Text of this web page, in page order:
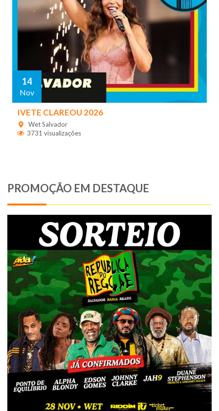
14
Nov
IVETE CLAREOU 2026
Wet Salvador
3731 visualizações
PROMOÇÃO EM DESTAQUE